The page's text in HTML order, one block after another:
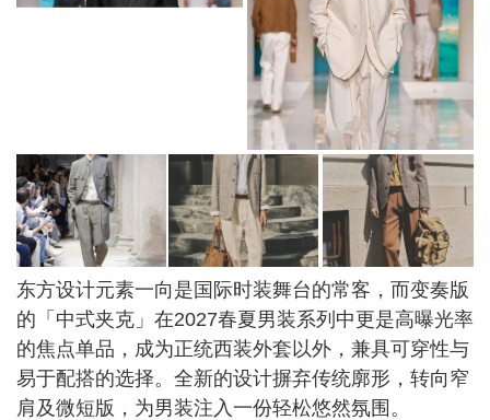
东方设计元素一向是国际时装舞台的常客，而变奏版
的「中式夹克」在2027春夏男装系列中更是高曝光率
的焦点单品，成为正统西装外套以外，兼具可穿性与
易于配搭的选择。全新的设计摒弃传统廓形，转向窄
肩及微短版，为男装注入一份轻松悠然氛围。